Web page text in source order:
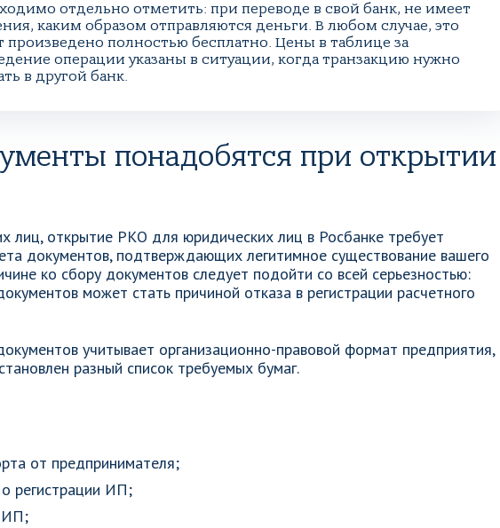
отдельно отметить: при переводе в свой банк, не имеет
каким образом отправляются деньги. В любом случае, это
произведено полностью бесплатно. Цены в таблице за
операции указаны в ситуации, когда транзакцию нужно
в другой банк.
понадобятся при открытии
лиц, открытие РКО для юридических лиц в Росбанке требует
документов, подтверждающих легитимное существование вашего
ко сбору документов следует подойти со всей серьезностью:
может стать причиной отказа в регистрации расчетного
учитывает организационно-правовой формат предприятия,
разный список требуемых бумаг.
от предпринимателя;
регистрации ИП;